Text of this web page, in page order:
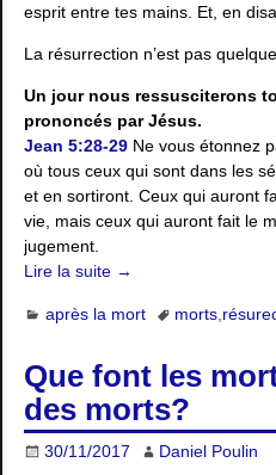
esprit entre tes mains. Et, en
La résurrection n’est pas
Un jour nous ressusciterons
prononcés par Jésus.
Jean 5:28-29 Ne vous étonnez
où tous ceux qui sont dans les
et en sortiront. Ceux qui auront
vie, mais ceux qui auront fait le
jugement.
Lire la suite →
après la mort morts,
Que font les
des morts?
30/11/2017 Daniel Poulin